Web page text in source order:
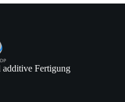
Fertigung